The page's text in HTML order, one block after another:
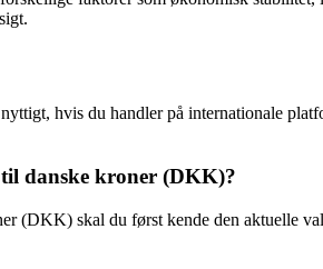
hvis du handler på internationale
danske kroner (DKK)?
(DKK) skal du først kende den aktuelle